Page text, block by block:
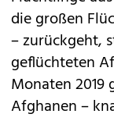
die großen
– zurückgeht,
geflüchteten
Monaten 2019
Afghanen –